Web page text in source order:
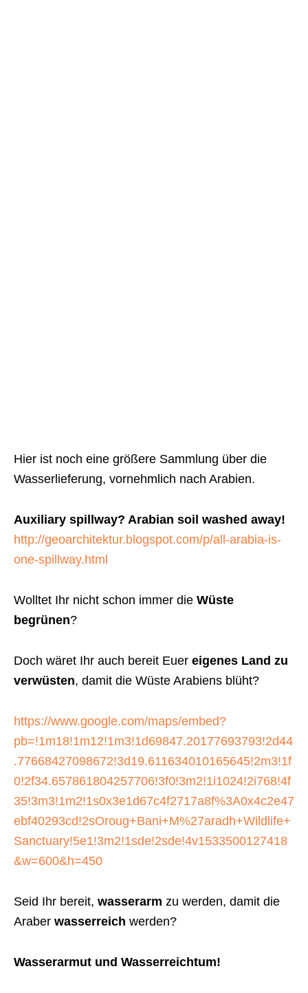
Hier ist noch eine größere Sammlung über die
Wasserlieferung, vornehmlich nach Arabien.
Auxiliary spillway? Arabian soil washed away!
http://geoarchitektur.blogspot.com/p/all-arabia-is-
one-spillway.html
Wolltet Ihr nicht schon immer die Wüste
begrünen?
Doch wäret Ihr auch bereit Euer eigenes Land zu
verwüsten, damit die Wüste Arabiens blüht?
https://www.google.com/maps/embed?
pb=!1m18!1m12!1m3!1d69847.20177693793!2d44
.77668427098672!3d19.611634010165645!2m3!1f
0!2f34.657861804257706!3f0!3m2!1i1024!2i768!4f
35!3m3!1m2!1s0x3e1d67c4f2717a8f%3A0x4c2e47
ebf40293cd!2sOroug+Bani+M%27aradh+Wildlife+
Sanctuary!5e1!3m2!1sde!2sde!4v1533500127418
&w=600&h=450
Seid Ihr bereit, wasserarm zu werden, damit die
Araber wasserreich werden?
Wasserarmut und Wasserreichtum!